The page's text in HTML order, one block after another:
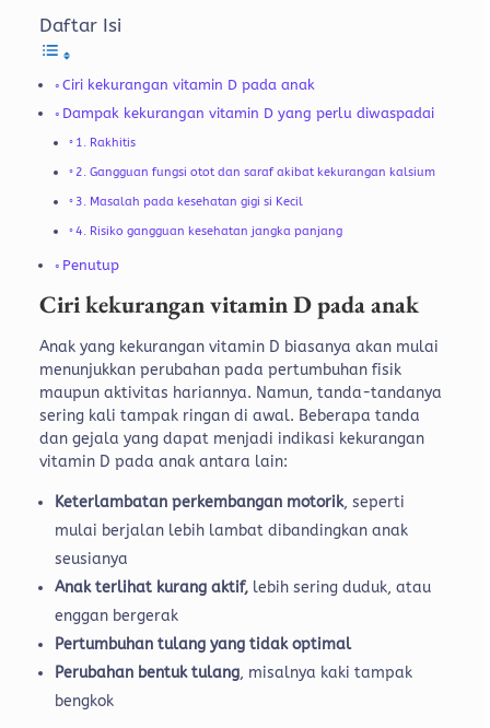
Daftar Isi
Ciri kekurangan vitamin D pada anak
Dampak kekurangan vitamin D yang perlu diwaspadai
1. Rakhitis
2. Gangguan fungsi otot dan saraf akibat kekurangan kalsium
3. Masalah pada kesehatan gigi si Kecil
4. Risiko gangguan kesehatan jangka panjang
Penutup
Ciri kekurangan vitamin D pada anak
Anak yang kekurangan vitamin D biasanya akan mulai
menunjukkan perubahan pada pertumbuhan fisik
maupun aktivitas hariannya. Namun, tanda-tandanya
sering kali tampak ringan di awal. Beberapa tanda
dan gejala yang dapat menjadi indikasi kekurangan
vitamin D pada anak antara lain:
Keterlambatan perkembangan motorik, seperti
mulai berjalan lebih lambat dibandingkan anak
seusianya
Anak terlihat kurang aktif,lebih sering duduk, atau
enggan bergerak
Pertumbuhan tulang yang tidak optimal
Perubahan bentuk tulang, misalnya kaki tampak
bengkok